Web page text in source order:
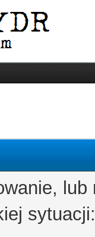
sytuacji: